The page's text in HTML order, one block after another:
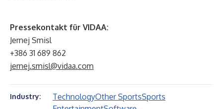
Pressekontakt für VIDAA:
Jernej Smisl
+386 31 689 862
jernej.smisl@vidaa.com
Industry: TechnologyOther SportsSports